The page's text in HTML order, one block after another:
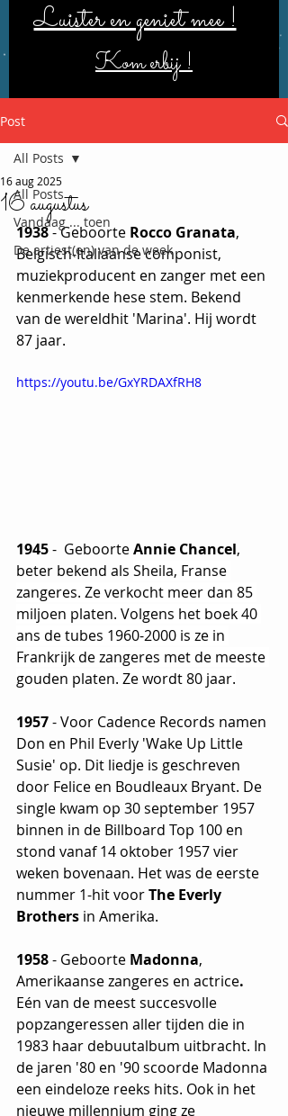
Luister en geniet mee !
Kom erbij !
Post
All Posts
Vandaag ... toen
De artiest(en) van de week
All Posts
16 augustus
16 aug 2025
1938 - Geboorte Rocco Granata,
Belgisch-Italiaanse componist,
muziekproducent en zanger met een
kenmerkende hese stem. Bekend
van de wereldhit 'Marina'. Hij wordt
87 jaar.
https://youtu.be/GxYRDAXfRH8
1945 -  Geboorte Annie Chancel,
beter bekend als Sheila, Franse
zangeres. Ze verkocht meer dan 85
miljoen platen. Volgens het boek 40
ans de tubes 1960-2000 is ze in
Frankrijk de zangeres met de meeste
gouden platen. Ze wordt 80 jaar.
1957 - Voor Cadence Records namen
Don en Phil Everly 'Wake Up Little
Susie' op. Dit liedje is geschreven
door Felice en Boudleaux Bryant. De
single kwam op 30 september 1957
binnen in de Billboard Top 100 en
stond vanaf 14 oktober 1957 vier
weken bovenaan. Het was de eerste
nummer 1-hit voor The Everly
Brothers in Amerika.
1958 - Geboorte Madonna,
Amerikaanse zangeres en actrice.
Eén van de meest succesvolle
popzangeressen aller tijden die in
1983 haar debuutalbum uitbracht. In
de jaren '80 en '90 scoorde Madonna
een eindeloze reeks hits. Ook in het
nieuwe millennium ging ze